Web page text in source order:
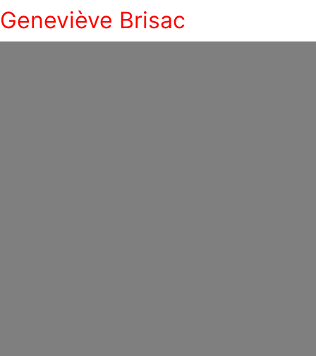
Geneviève Brisac